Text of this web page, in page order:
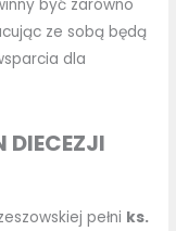
być zarówno
ze sobą będą
dla
DIECEZJI
pełni ks.